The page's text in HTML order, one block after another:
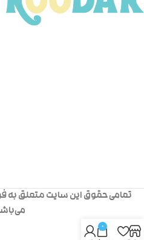
تمامی حقوق این سایت متعلق
0